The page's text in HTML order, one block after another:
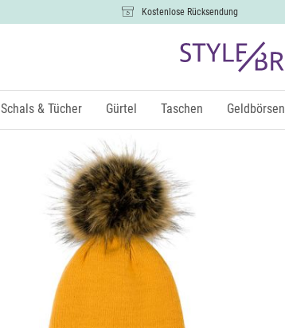
Kostenlose Rücksendung
Schals & Tücher Gürtel Taschen Geldbörsen